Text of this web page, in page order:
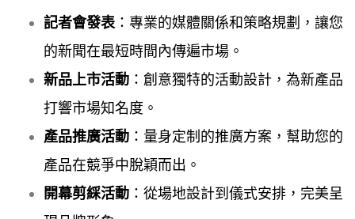
記者會發表 ：專業的媒體關係和策略規劃，讓您
的新聞在最短時間內傳遍市場。
新品上市活動 ：創意獨特的活動設計，為新產品
打響市場知名度。
產品推廣活動 ：量身定制的推廣方案，幫助您的
產品在競爭中脫穎而出。
開幕剪綵活動 ：從場地設計到儀式安排，完美呈